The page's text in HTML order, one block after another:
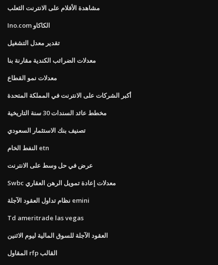
مشاهدة الأفلام على الانترنت الثعلب
Ino.com الكاكاو
تقدير معدل التشغيل
معدلات الضرائب الكندية مقارنة بنا
معدلات نمو القطاع
أكبر الشركات على الانترنت في المملكة المتحدة
مخطط عائد السندات 30 سنة التاريخية
تصنيف بنك الاستثمار السعودي
النفط الخام etn
عرض في حل وسط على الانترنت
Swbc معدلات إعادة تمويل الرهن العقاري
نظام تداول العقود الآجلة emini
Td ameritrade las vegas
العقود الآجلة للسوق المالية ليوم الاثنين
المقاول rfp القالب